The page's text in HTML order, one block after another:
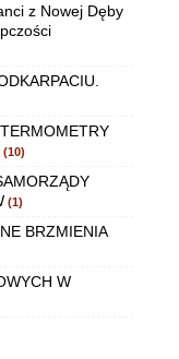
z Nowej Dęby
(10)
(1)
BRZMIENIA
W